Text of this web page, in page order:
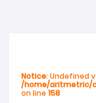
Abren talleres
Notice: Undefined
/home/aritmetric/
on line 158